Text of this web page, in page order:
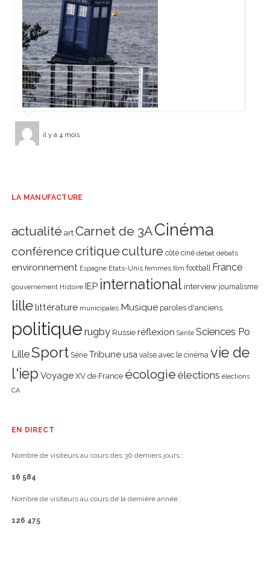
il y a 4 mois
LA MANUFACTURE
actualité art Carnet de 3ACinéma
conférencecritiqueculture côté ciné débat débats
environnement Espagne Etats-Unis femmes film football France
gouvernement Histoire IEP international interview journalisme
lillelittérature municipales Musique paroles d'anciens
politique rugby Russie réflexion Santé Sciences Po
LilleSport Série Tribune usa valse avec le cinéma vie de
l'iep Voyage XV de France écologie élections élections
CA
EN DIRECT
Nombre de visiteurs au cours des 30 derniers jours :
16 584
Nombre de visiteurs au cours de la dernière année :
126 475